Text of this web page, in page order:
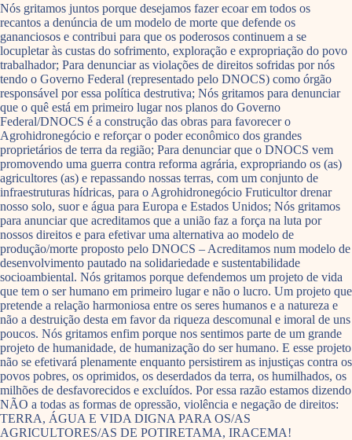
Nós gritamos juntos porque desejamos fazer ecoar em todos os
recantos a denúncia de um modelo de morte que defende os
gananciosos e contribui para que os poderosos continuem a se
locupletar às custas do sofrimento, exploração e expropriação do povo
trabalhador; Para denunciar as violações de direitos sofridas por nós
tendo o Governo Federal (representado pelo DNOCS) como órgão
responsável por essa política destrutiva; Nós gritamos para denunciar
que o quê está em primeiro lugar nos planos do Governo
Federal/DNOCS é a construção das obras para favorecer o
Agrohidronegócio e reforçar o poder econômico dos grandes
proprietários de terra da região; Para denunciar que o DNOCS vem
promovendo uma guerra contra reforma agrária, expropriando os (as)
agricultores (as) e repassando nossas terras, com um conjunto de
infraestruturas hídricas, para o Agrohidronegócio Fruticultor drenar
nosso solo, suor e água para Europa e Estados Unidos; Nós gritamos
para anunciar que acreditamos que a união faz a força na luta por
nossos direitos e para efetivar uma alternativa ao modelo de
produção/morte proposto pelo DNOCS – Acreditamos num modelo de
desenvolvimento pautado na solidariedade e sustentabilidade
socioambiental. Nós gritamos porque defendemos um projeto de vida
que tem o ser humano em primeiro lugar e não o lucro. Um projeto que
pretende a relação harmoniosa entre os seres humanos e a natureza e
não a destruição desta em favor da riqueza descomunal e imoral de uns
poucos. Nós gritamos enfim porque nos sentimos parte de um grande
projeto de humanidade, de humanização do ser humano. E esse projeto
não se efetivará plenamente enquanto persistirem as injustiças contra os
povos pobres, os oprimidos, os deserdados da terra, os humilhados, os
milhões de desfavorecidos e excluídos. Por essa razão estamos dizendo
NÃO a todas as formas de opressão, violência e negação de direitos:
TERRA, ÁGUA E VIDA DIGNA PARA OS/AS
AGRICULTORES/AS DE POTIRETAMA, IRACEMA!